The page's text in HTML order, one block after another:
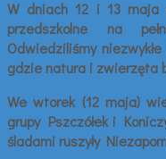
W dniach 12 i 13 maja
przedszkolne na
Odwiedziliśmy
gdzie natura i zwierzęta
We wtorek (12 maja)
grupy Pszczółek i
śladami ruszyły